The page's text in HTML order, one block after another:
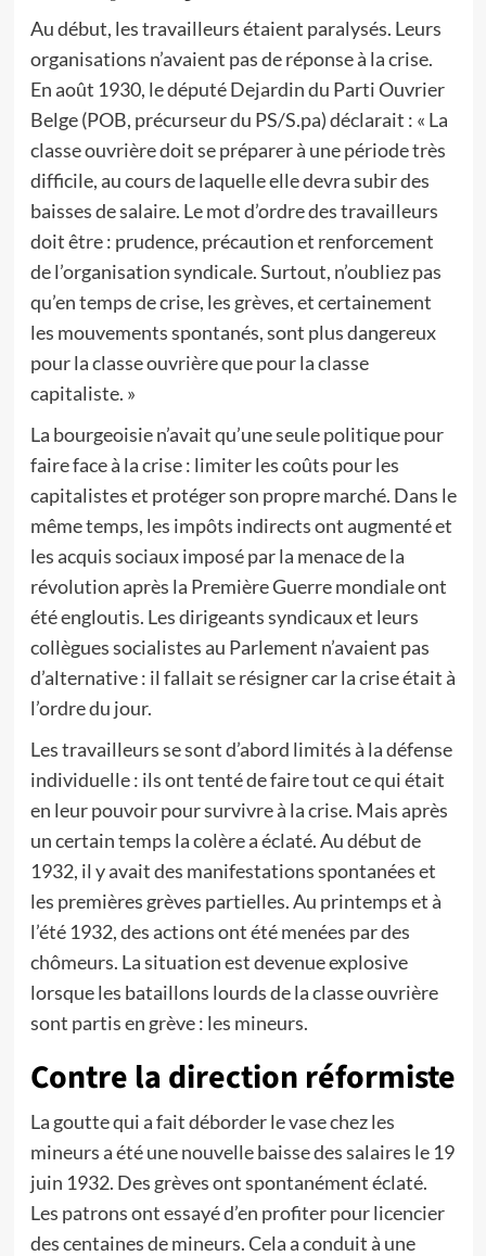
Au début, les travailleurs étaient paralysés. Leurs
organisations n’avaient pas de réponse à la crise.
En août 1930, le député Dejardin du Parti Ouvrier
Belge (POB, précurseur du PS/S.pa) déclarait : « La
classe ouvrière doit se préparer à une période très
difficile, au cours de laquelle elle devra subir des
baisses de salaire. Le mot d’ordre des travailleurs
doit être : prudence, précaution et renforcement
de l’organisation syndicale. Surtout, n’oubliez pas
qu’en temps de crise, les grèves, et certainement
les mouvements spontanés, sont plus dangereux
pour la classe ouvrière que pour la classe
capitaliste. »
La bourgeoisie n’avait qu’une seule politique pour
faire face à la crise : limiter les coûts pour les
capitalistes et protéger son propre marché. Dans le
même temps, les impôts indirects ont augmenté et
les acquis sociaux imposé par la menace de la
révolution après la Première Guerre mondiale ont
été engloutis. Les dirigeants syndicaux et leurs
collègues socialistes au Parlement n’avaient pas
d’alternative : il fallait se résigner car la crise était à
l’ordre du jour.
Les travailleurs se sont d’abord limités à la défense
individuelle : ils ont tenté de faire tout ce qui était
en leur pouvoir pour survivre à la crise. Mais après
un certain temps la colère a éclaté. Au début de
1932, il y avait des manifestations spontanées et
les premières grèves partielles. Au printemps et à
l’été 1932, des actions ont été menées par des
chômeurs. La situation est devenue explosive
lorsque les bataillons lourds de la classe ouvrière
sont partis en grève : les mineurs.
Contre la direction réformiste
La goutte qui a fait déborder le vase chez les
mineurs a été une nouvelle baisse des salaires le 19
juin 1932. Des grèves ont spontanément éclaté.
Les patrons ont essayé d’en profiter pour licencier
des centaines de mineurs. Cela a conduit à une